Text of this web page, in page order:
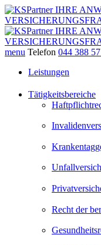
menu Telefon 044 388
Leistungen
Tätigkeitsbereiche
Recht der